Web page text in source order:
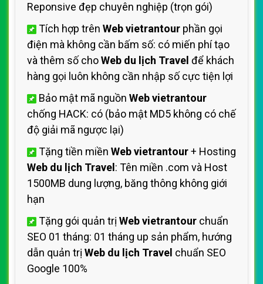
Reponsive đẹp chuyên nghiệp (trọn gói)
Tích hợp trên Web vietrantour phần gọi
điện mà không cần bấm số: có miến phí tạo
và thêm số choWeb du lịch Travel để khách
hàng gọi luôn không cần nhập số cực tiện lợi
Bảo mật mã nguồn Web vietrantour
chống HACK: có (bảo mật MD5 không có chế
độ giải mã ngược lại)
Tặng tiền miền Web vietrantour+ Hosting
Web du lịch Travel : Tên miền .com và Host
1500MB dung lượng, băng thông không giới
hạn
Tặng gói quản trị Web vietrantour chuẩn
SEO 01 tháng: 01 tháng up sản phẩm, hướng
dẫn quản trị Web du lịch Travel chuẩn SEO
Google 100%